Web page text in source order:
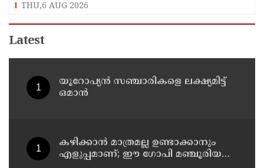
THU,6 AUG 2026
Latest
യൂറോപ്യന്‍ സഞ്ചാരികളെ ലക്ഷ്യമിട്ട്
ഒമാന്‍
കഴിക്കാൻ മാത്രമല്ല ഉണ്ടാക്കാനും
എളുപ്പമാണ്; ഈ ഗോപി മഞ്ചൂരിയൻ